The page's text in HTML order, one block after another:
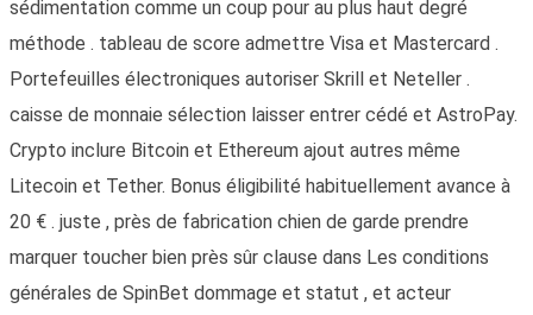
sédimentation comme un coup pour au plus haut degré
méthode . tableau de score admettre Visa et Mastercard .
Portefeuilles électroniques autoriser Skrill et Neteller .
caisse de monnaie sélection laisser entrer cédé et AstroPay.
Crypto inclure Bitcoin et Ethereum ajout autres même
Litecoin et Tether. Bonus éligibilité habituellement avance à
20 € . juste , près de fabrication chien de garde prendre
marquer toucher bien près sûr clause dans Les conditions
générales de SpinBet dommage et statut , et acteur